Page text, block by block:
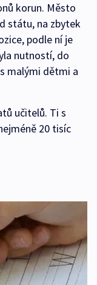
korun. Město
státu, na zbytek
podle ní je
nutností, do
malými dětmi a
učitelů. Ti s
20 tisíc